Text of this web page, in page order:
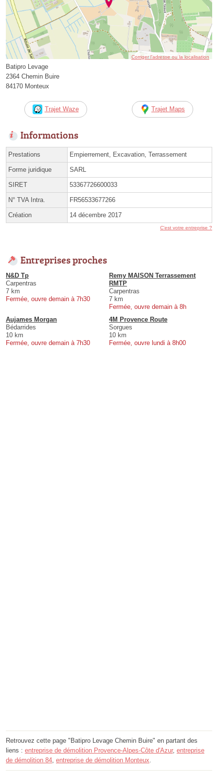
Corriger l’adresse ou la localisation
Batipro Levage
2364 Chemin Buire
84170 Monteux
Trajet Waze Trajet Maps
Informations
Prestations Empierrement, Excavation, Terrassement
Forme juridique SARL
SIRET 53367726600033
N° TVA Intra. FR56533677266
Création 14 décembre 2017
C'est votre entreprise ?
Entreprises proches
N&D Tp
Carpentras
7 km
Fermée, ouvre demain à 7h30
Remy MAISON Terrassement
RMTP
Carpentras
7 km
Fermée, ouvre demain à 8h
Aujames Morgan
Bédarrides
10 km
Fermée, ouvre demain à 7h30
4M Provence Route
Sorgues
10 km
Fermée, ouvre lundi à 8h00
Retrouvez cette page "Batipro Levage Chemin Buire" en partant des
liens : entreprise de démolition Provence-Alpes-Côte d'Azur, entreprise
de démolition 84, entreprise de démolition Monteux.